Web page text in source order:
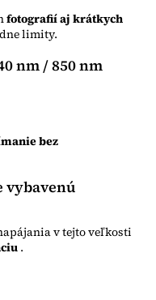
fotografií aj krátkych
limity.
nm / 850 nm
bez
vybavenú
v tejto veľkosti
.